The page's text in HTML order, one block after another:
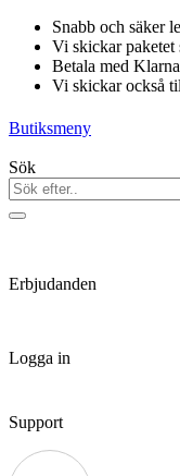
Hoppa
innehåll
Snabb och säker
Vi skickar paketet
Betala med Klarna
Vi skickar också
Butiksmeny
Sök
Erbjudanden
Logga in
Support